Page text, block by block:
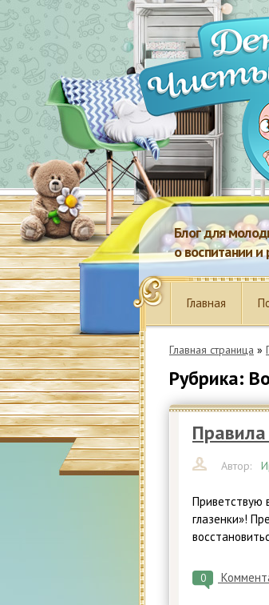
Блог для
о воспитании и
Главная
Главная страница »
Рубрика:
Автор:
Приветствую
глазенки»!
0